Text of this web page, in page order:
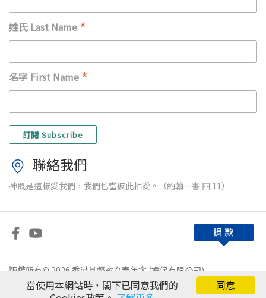
姓氏 Last Name *
名字 First Name *
聯絡我們
神既是這樣愛我們，我們也當彼此相愛。（約翰一書 四:11）
版權所有© 2026 香港基督教女青年會 (擔保有限公司)
免責條款|私隱政策 同意
當使用本網站時，閣下已同意我們的